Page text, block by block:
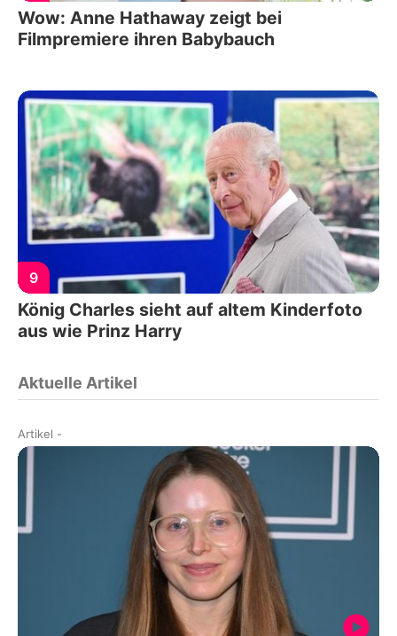
Wow: Anne Hathaway zeigt bei
Filmpremiere ihren Babybauch
9
König Charles sieht auf altem Kinderfoto
aus wie Prinz Harry
Aktuelle Artikel
Artikel -